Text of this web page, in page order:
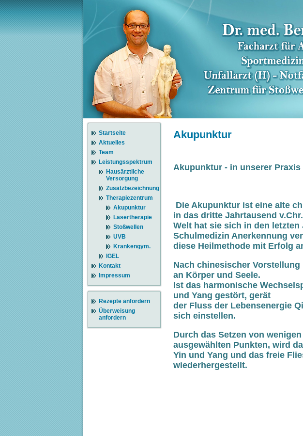
Startseite
Aktuelles
Team
Leistungsspektrum
Hausärztliche
Versorgung
Zusatzbezeichnung
Therapiezentrum
Akupunktur
Lasertherapie
Stoßwellen
UVB
Krankengym.
IGEL
Kontakt
Impressum
Rezepte anfordern
Überweisung
anfordern
Akupunktur
Akupunktur - in unserer
Die Akupunktur ist eine alte
in das dritte Jahrtausend
Welt hat sie sich in den
Schulmedizin Anerkennung
diese Heilmethode mit Erfolg
Nach chinesischer
an Körper und Seele.
Ist das harmonische
und Yang gestört, gerät
der Fluss der Lebensenergie
sich einstellen.
Durch das Setzen von
ausgewählten Punkten, wird
Yin und Yang und das freie
wiederhergestellt.